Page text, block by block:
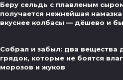
Беру сельдь с плавленым
получается нежнейшая намазка
вкуснее колбасы — дёшево и
Собрал и забыл: два вещества
грядок, которые не боятся
морозов и жуков